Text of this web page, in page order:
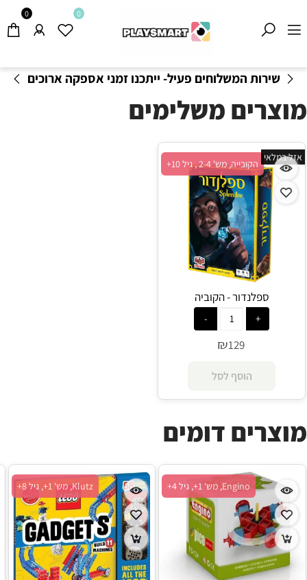
שירות המשלוחים פעיל- ייתכנו זמני אספקה ארוכים
0 0
מוצרים משלימים
הקובייה, מש' 2-4 , גיל 10+
אזל במלאי
ספלנדור - הקוביה
₪129
הוסף לסל
מוצרים דומים
Klutz, מש' 1+, גיל 8+ Engino, מש' 1+, גיל 4+